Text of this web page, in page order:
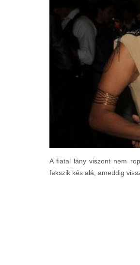
A fiatal lány viszont nem
fekszik kés alá, ameddig